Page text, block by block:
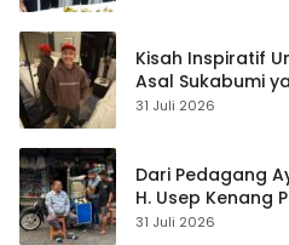
Kisah Inspiratif
Asal Sukabumi
Streaming
31 Juli 2026
Dari Pedagang
H. Usep Kenang
Cisaat
31 Juli 2026